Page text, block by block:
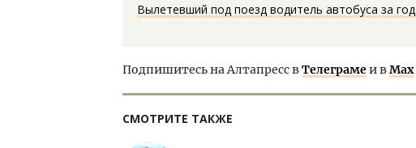
Вылетевший под поезд водитель автобуса за
Подпишитесь на Алтапресс вТелеграмеи вMax
СМОТРИТЕ ТАКЖЕ